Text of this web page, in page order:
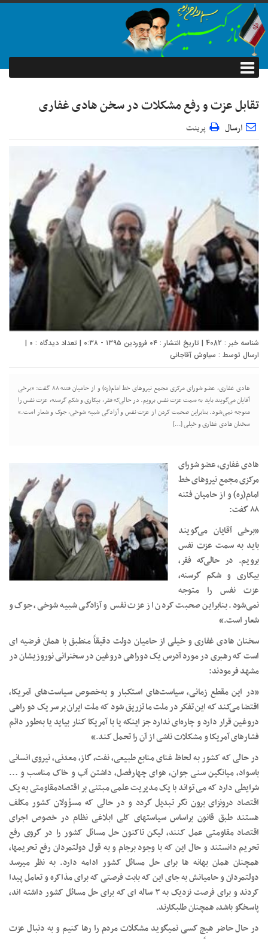
تقابل عزت و رفع مشکلات در سخن هادی غفاری
ارسال پرینت
شناسه خبر : 4082 | تاریخ انتشار : ۰۴ فروردین ۱۳۹۵ - ۰:۳۸ | تعداد دیدگاه : ۰ |
ارسال توسط : سیاوش آقاجانی
هادی غفاری، عضو شورای مرکزی مجمع نیروهای خط امام(ره) و از حامیان فتنه ۸۸ گفت: «برخی
آقایان می‌گویند باید به سمت عزت نفس برویم. در حالی‌که فقر، بیکاری و شکم گرسنه، عزت نفس را
متوجه نمی‌شود. بنابراین صحبت کردن از عزت نفس و آزادگی شبیه شوخی، جوک و شعار است.»
سخنان هادی غفاری و خیلی […]
هادی غفاری، عضو شورای
مرکزی مجمع نیروهای خط
امام(ره) و از حامیان فتنه
۸۸ گفت:
«برخی آقایان می‌گویند
باید به سمت عزت نفس
برویم. در حالی‌که فقر،
بیکاری و شکم گرسنه،
عزت نفس را متوجه
نمی‌شود. بنابراین صحبت کردن از عزت نفس و آزادگی شبیه شوخی، جوک و
شعار است.»
سخنان هادی غفاری و خیلی از حامیان دولت دقیقاً منطبق با همان فرضیه ای
است که رهبری در مورد آدرس یک دوراهی دروغین در سخنرانی نوروزیشان در
مشهد فرمودند:
«در این مقطع زمانی، سیاست‌های استکبار و به‌خصوص سیاست‌های آمریکا،
اقتضا می‌کند که این تفکر در ملت ما تزریق شود که ملت ایران بر سر یک دو راهی
دروغین قرار دارد و چاره‌ای ندارد جز اینکه یا با آمریکا کنار بیاید یا به‌طور دائم
فشارهای آمریکا و مشکلات ناشی از آن را تحمل کند.»
در حالی که کشور به لحاظ غنای منابع طبیعی، نفت، گاز، معدنی، نیروی انسانی
باسواد، میانگین سنی جوان، هوای چهارفصل، داشتن آب و خاک مناسب و …
شرایطی دارد که می تواند با یک مدیریت علمی مبتنی بر اقتصادمقاومتی به یک
اقتصاد درونزای برون نگر تبدیل گردد و در حالی که مسؤولان کشور مکلف
هستند طبق قانون براساس سیاستهای کلی ابلاغی نظام در خصوص اجرای
اقتصاد مقاومتی عمل کنند، لیکن تاکنون حل مسائل کشور را در گروی رفع
تحریم دانستند و حال این که با وجود برجام و به قول دولتمردان رفع تحریمها،
همچنان همان بهانه ها برای حل مسائل کشور ادامه دارد. به نظر میرسد
دولتمردان و حامیانش به جای این که بابت فرصتی که برای مذاکره و تعامل پیدا
کردند و برای فرصت نزدیک به ۳ ساله ای که برای حل مسائل کشور داشته اند،
پاسخگو باشد، همچنان طلبکارند.
در حال حاضر هیچ کسی نمیگوید مشکلات مردم را رها کنیم و به دنبال عزت